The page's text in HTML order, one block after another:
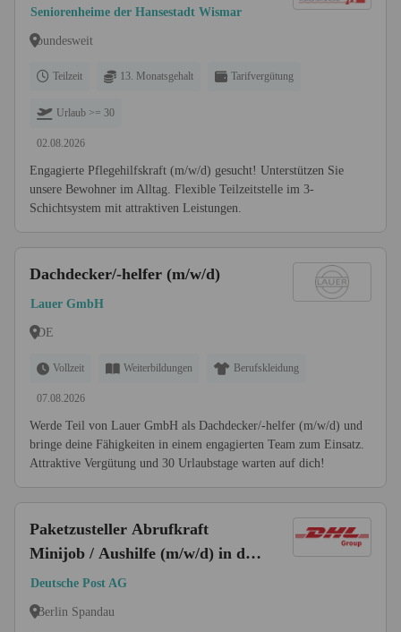
Seniorenheime der Hansestadt Wismar
bundesweit
Teilzeit 13. Monatsgehalt Tarifvergütung
Urlaub >= 30
02.08.2026
Engagierte Pflegehilfskraft (m/w/d) gesucht! Unterstützen Sie
unsere Bewohner im Alltag. Flexible Teilzeitstelle im 3-
Schichtsystem mit attraktiven Leistungen.
Dachdecker/-helfer (m/w/d)
Lauer GmbH
DE
Vollzeit Weiterbildungen Berufskleidung
07.08.2026
Werde Teil von Lauer GmbH als Dachdecker/-helfer (m/w/d) und
bringe deine Fähigkeiten in einem engagierten Team zum Einsatz.
Attraktive Vergütung und 30 Urlaubstage warten auf dich!
Paketzusteller Abrufkraft
Minijob / Aushilfe (m/w/d) in der
ZB Spandau
Deutsche Post AG
Berlin Spandau